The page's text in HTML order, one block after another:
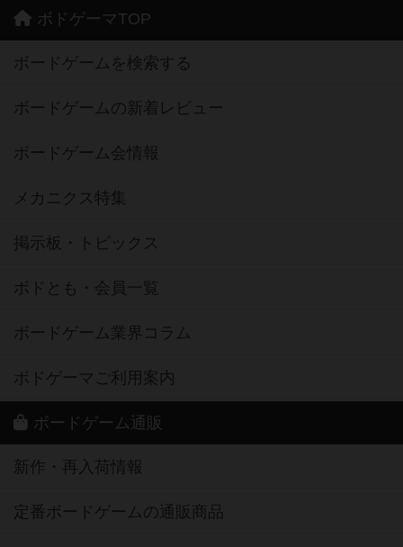
ボドゲーマTOP
ボードゲームを検索する
ボードゲームの新着レビュー
ボードゲーム会情報
メカニクス特集
掲示板・トピックス
ボドとも・会員一覧
ボードゲーム業界コラム
ボドゲーマご利用案内
ボードゲーム通販
新作・再入荷情報
定番ボードゲームの通販商品